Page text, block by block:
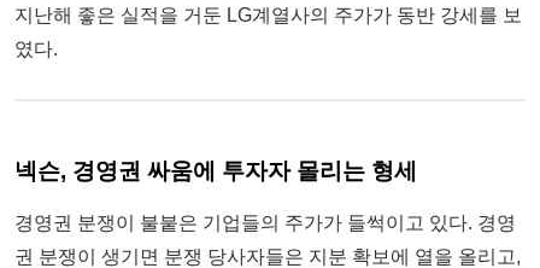
지난해 좋은 실적을 거둔 LG계열사의 주가가 동반 강세를 보
였다.
넥슨, 경영권 싸움에 투자자 몰리는 형세
경영권 분쟁이 불붙은 기업들의 주가가 들썩이고 있다. 경영
권 분쟁이 생기면 분쟁 당사자들은 지분 확보에 열을 올리고,